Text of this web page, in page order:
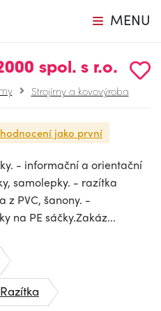
MENU
spol. s r.o.
Strojírny a kovovýroba
jako první
- informační a orientační
samolepky. - razítka
z PVC, šanony. -
na PE sáčky.Zakáz...
Razítka